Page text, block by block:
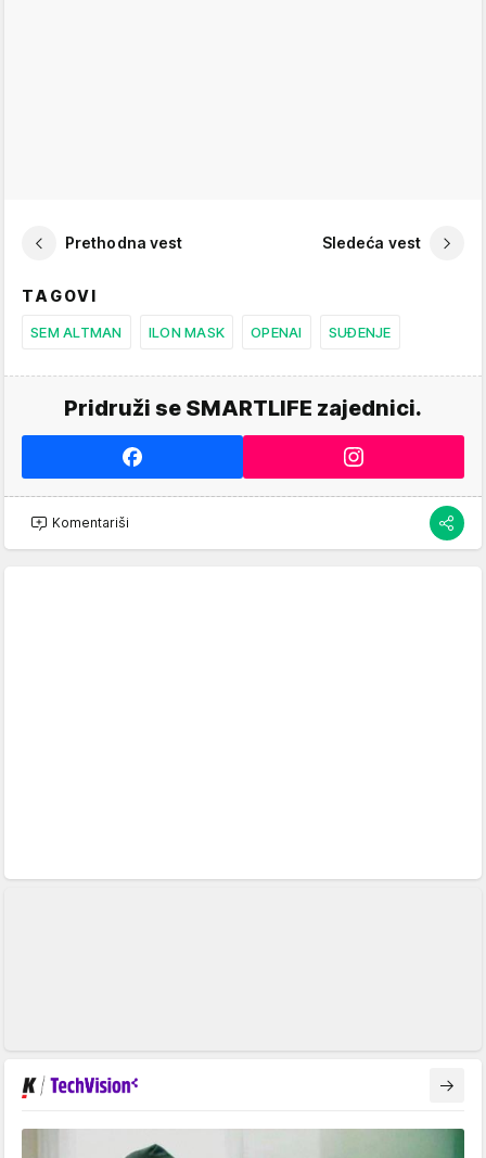
Prethodna vest Sledeća vest
TAGOVI
SEM ALTMAN ILON MASK OPENAI SUĐENJE
Pridruži se SMARTLIFE zajednici.
Komentariši